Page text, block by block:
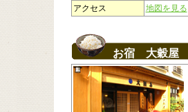
アクセス
地図を見る
お宿 大穀屋